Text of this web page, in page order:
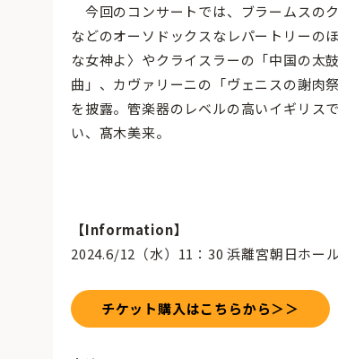
今回のコンサートでは、ブラームスの
などのオーソドックスなレパートリーの
な女神よ〉やクライスラーの「中国の太
曲」、カヴァリーニの「ヴェニスの謝肉
を披露。管楽器のレベルの高いイギリス
い、髙木美来。
【Information】
2024.6/12（水）11：30 浜離宮朝日ホール
チケット購入はこちらから＞＞